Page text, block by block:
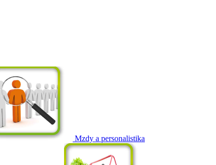
Mzdy a personalistika